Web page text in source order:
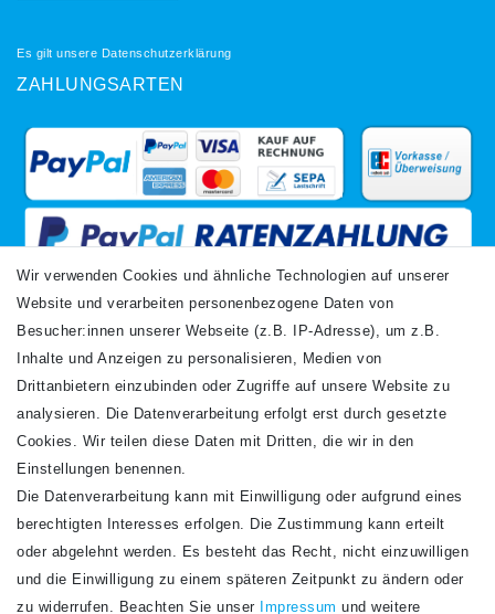
Es gilt unsere Datenschutzerklärung
ZAHLUNGSARTEN
VERSANDARTEN
Newsletter
Honig
Hiermit bestätige ich, dass ich dieDaten­schutz­erklärunggelesen habe. Meine
Wir verwenden Cookies und ähnliche Technologien auf unserer
Website und verarbeiten personenbezogene Daten von
Besucher:innen unserer Webseite (z.B. IP-Adresse), um z.B.
Inhalte und Anzeigen zu personalisieren, Medien von
Drittanbietern einzubinden oder Zugriffe auf unsere Website zu
analysieren. Die Datenverarbeitung erfolgt erst durch gesetzte
Cookies. Wir teilen diese Daten mit Dritten, die wir in den
Einstellungen benennen.
Die Datenverarbeitung kann mit Einwilligung oder aufgrund eines
berechtigten Interesses erfolgen. Die Zustimmung kann erteilt
oder abgelehnt werden. Es besteht das Recht, nicht einzuwilligen
und die Einwilligung zu einem späteren Zeitpunkt zu ändern oder
zu widerrufen. Beachten Sie unser
Impressum und weitere